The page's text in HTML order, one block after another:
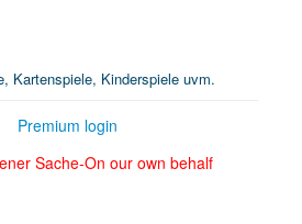
Kartenspiele, Kinderspiele uvm.
Premium login
Sache-On our own behalf